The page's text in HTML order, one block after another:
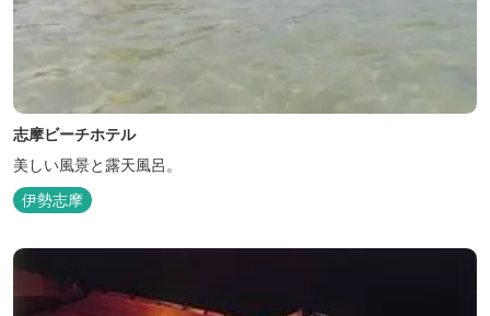
志摩ビーチホテル
美しい風景と露天風呂。
伊勢志摩